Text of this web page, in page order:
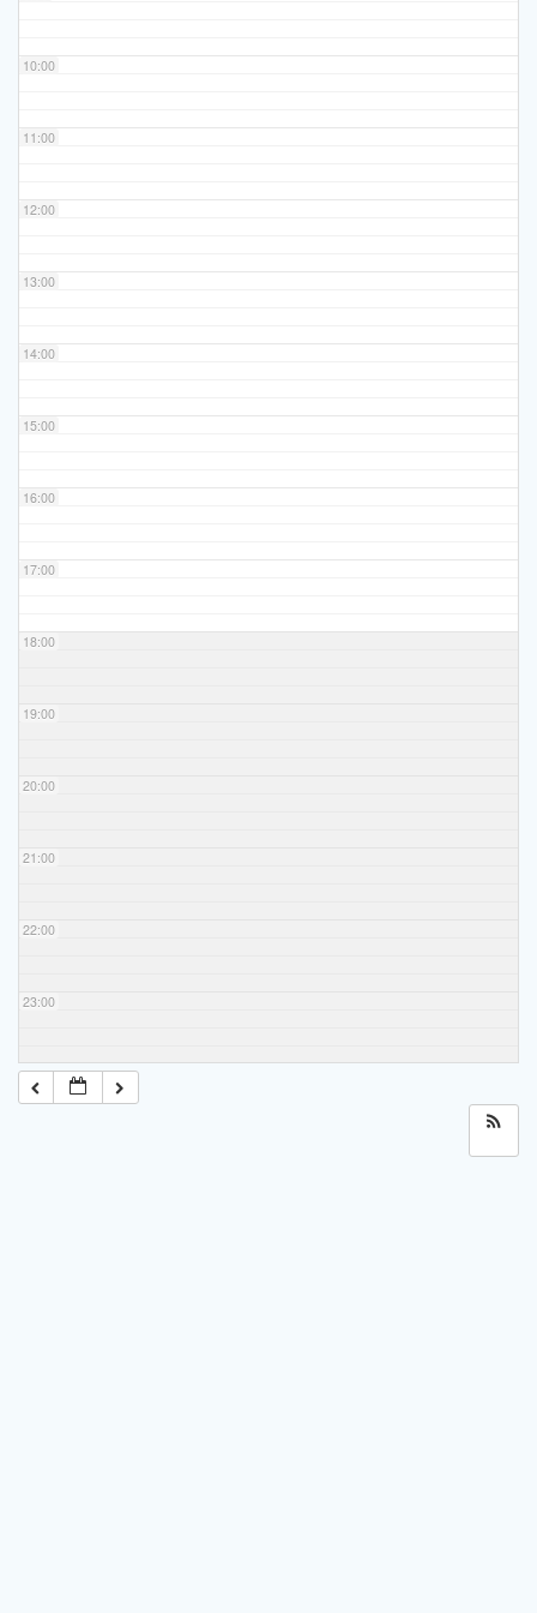
10:00
11:00
12:00
13:00
14:00
15:00
16:00
17:00
18:00
19:00
20:00
21:00
22:00
23:00